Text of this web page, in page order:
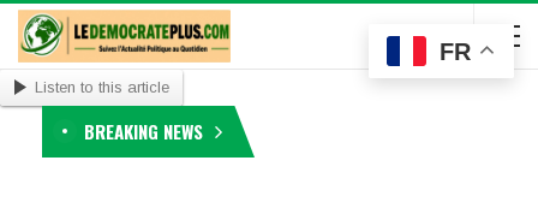
Listen to this article
BREAKING NEWS
FR